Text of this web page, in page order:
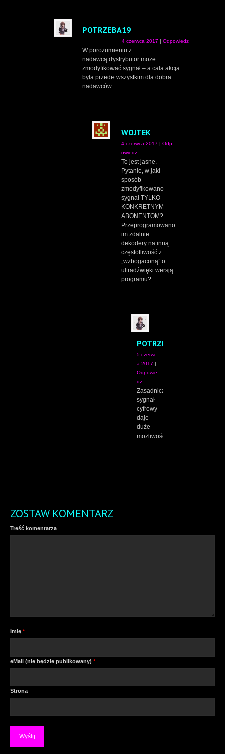
POTRZEBA19
4 czerwca 2017 Odpowiedz
W porozumieniu z
nadawcą dystrybutor może
zmodyfikować sygnał – a cała akcja
była przede wszystkim dla dobra
nadawców.
WOJTEK
4 czerwca 2017
Odp
owiedz
To jest jasne.
Pytanie, w jaki
sposób
zmodyfikowano
sygnał TYLKO
KONKRETNYM
ABONENTOM?
Przeprogramowano
im zdalnie
dekodery na inną
częstotliwość z
„wzbogaconą” o
ultradźwięki wersją
programu?
POTRZEBA19
5 czerwc
a 2017
Odpowie
dz
Zasadniczo
sygnał
cyfrowy
daje
duże
możliwości.
ZOSTAW KOMENTARZ
Treść komentarza
Imię *
eMail (nie będzie publikowany) *
Strona